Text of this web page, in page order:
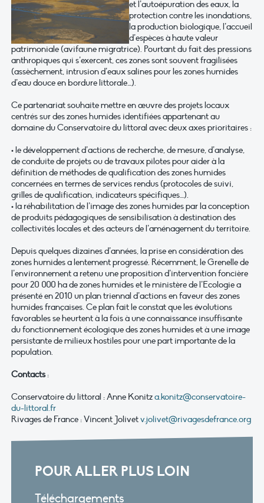
et l’autoépuration des eaux, la
protection contre les inondations,
la production biologique, l’accueil
d’espèces à haute valeur
patrimoniale (avifaune migratrice). Pourtant du fait des pressions
anthropiques qui s’exercent, ces zones sont souvent fragilisées
(assèchement, intrusion d’eaux salines pour les zones humides
d’eau douce en bordure littorale…).
Ce partenariat souhaite mettre en œuvre des projets locaux
centrés sur des zones humides identifiées appartenant au
domaine du Conservatoire du littoral avec deux axes prioritaires :
• le développement d’actions de recherche, de mesure, d’analyse,
de conduite de projets ou de travaux pilotes pour aider à la
définition de méthodes de qualification des zones humides
concernées en termes de services rendus (protocoles de suivi,
grilles de qualification, indicateurs spécifiques…).
• la réhabilitation de l’image des zones humides par la conception
de produits pédagogiques de sensibilisation à destination des
collectivités locales et des acteurs de l’aménagement du territoire.
Depuis quelques dizaines d’années, la prise en considération des
zones humides a lentement progressé. Récemment, le Grenelle de
l’environnement a retenu une proposition d’intervention foncière
pour 20 000 ha de zones humides et le ministère de l’Ecologie a
présenté en 2010 un plan triennal d’actions en faveur des zones
humides françaises. Ce plan fait le constat que les évolutions
favorables se heurtent à la fois à une connaissance insuffisante
du fonctionnement écologique des zones humides et à une image
persistante de milieux hostiles pour une part importante de la
population.
Contacts:
Conservatoire du littoral : Anne Konitza.konitz@conservatoire-
du-littoral.fr
Rivages de France : Vincent Jolivetv.jolivet@rivagesdefrance.org
POUR ALLER PLUS LOIN
Téléchargements